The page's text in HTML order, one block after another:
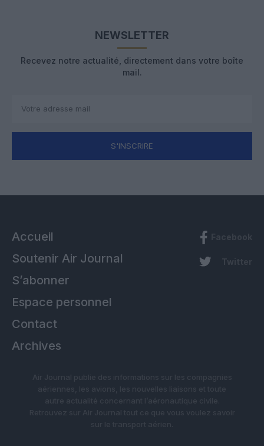
NEWSLETTER
Recevez notre actualité, directement dans votre boîte
mail.
S'INSCRIRE
Accueil
Soutenir Air Journal
S’abonner
Espace personnel
Contact
Archives